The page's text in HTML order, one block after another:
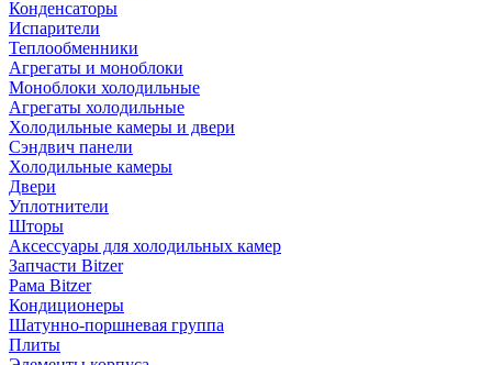
Конденсаторы
Испарители
Теплообменники
Агрегаты и моноблоки
Моноблоки холодильные
Агрегаты холодильные
Холодильные камеры и двери
Сэндвич панели
Холодильные камеры
Двери
Уплотнители
Шторы
Аксессуары для холодильных камер
Запчасти Bitzer
Рама Bitzer
Кондиционеры
Шатунно-поршневая группа
Плиты